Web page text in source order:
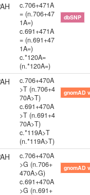
c.706+471A
= (n.706+47
1A=)
c.691+471A
= (n.691+47
1A=)
c.*120A=
(n.*120A=)
dbSNP
c.706+470A
>T (n.706+4
70A>T)
c.691+470A
>T (n.691+4
70A>T)
c.*119A>T
(n.*119A>T)
gnomAD
c.706+470A
>G (n.706+
470A>G)
c.691+470A
>G (n.691+
gnomAD